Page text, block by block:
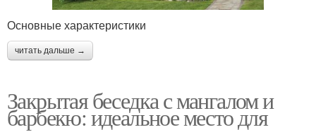
Основные характеристики
читать дальше →
Закрытая беседка с мангалом и
барбекю: идеальное место для